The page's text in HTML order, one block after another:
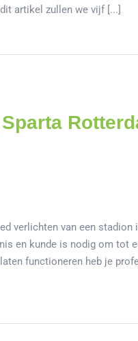
artikel zullen we vijf [...]
verlichten van een stadion
en kunde is nodig om tot
functioneren heb je